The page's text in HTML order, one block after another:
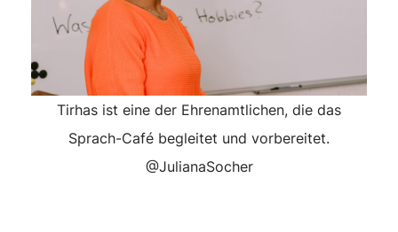
Tirhas ist eine der Ehrenamtlichen, die das
Sprach-Café begleitet und vorbereitet.
@JulianaSocher